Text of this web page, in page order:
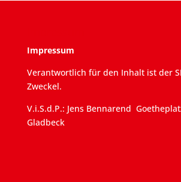
Impressum
Verantwortlich für den Inhalt ist der
Zweckel.
V.i.S.d.P.: Jens Bennarend
Gladbeck